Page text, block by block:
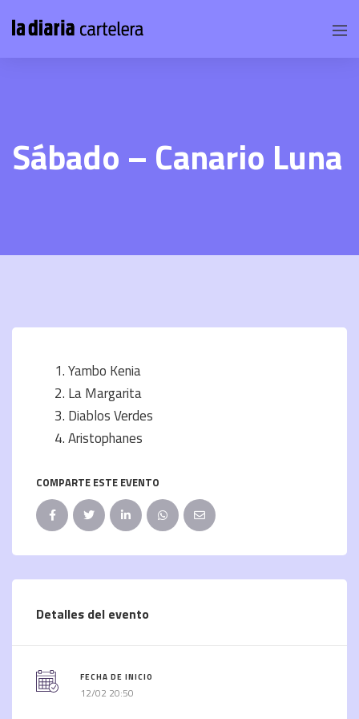
Sábado – Canario Luna
Yambo Kenia
La Margarita
Diablos Verdes
Aristophanes
COMPARTE ESTE EVENTO
Detalles del evento
FECHA DE INICIO
12/02 20:50